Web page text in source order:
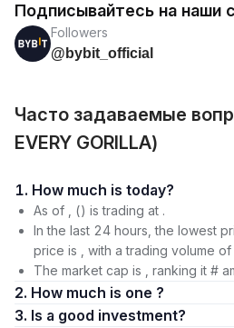
Подписывайтесь на наши
Followers
@bybit_official
Часто задаваемые
EVERY GORILLA)
1. How much is today?
As of , () is trading at .
In the last 24 hours, the lowest
price is , with a trading volume of
The market cap is , ranking it #
2. How much is one ?
3. Is a good investment?